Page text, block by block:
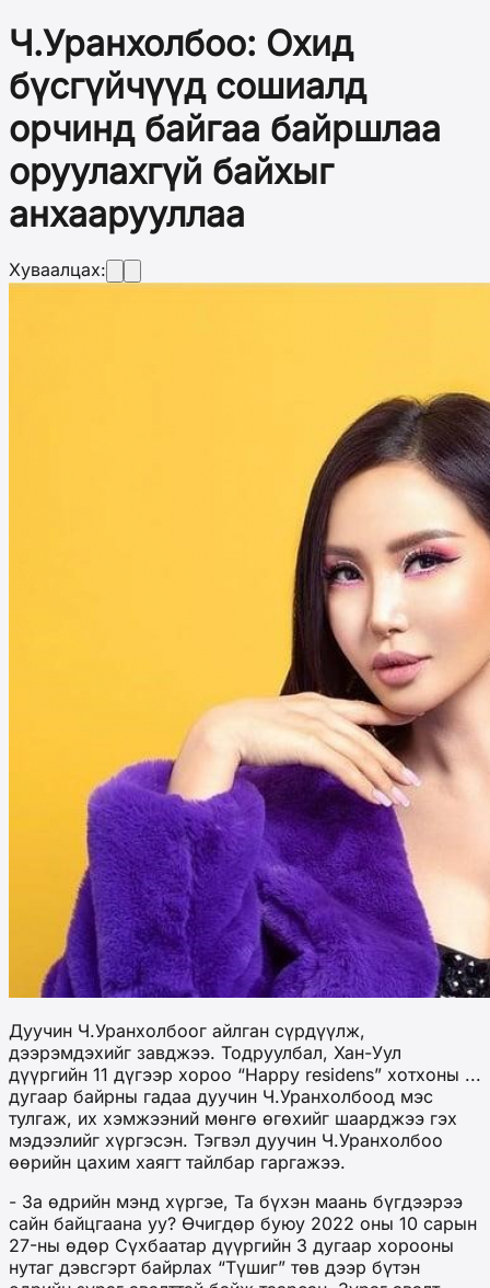
Ч.Уранхолбоо: Охид
бүсгүйчүүд сошиалд
орчинд байгаа байршлаа
оруулахгүй байхыг
анхаарууллаа
Хуваалцах:
Дуучин Ч.Уранхолбоог айлган сүрдүүлж,
дээрэмдэхийг завджээ. Тодруулбал, Хан-Уул
дүүргийн 11 дүгээр хороо “Happy residens” хотхоны ...
дугаар байрны гадаа дуучин Ч.Уранхолбоод мэс
тулгаж, их хэмжээний мөнгө өгөхийг шаарджээ гэх
мэдээлийг хүргэсэн. Тэгвэл дуучин Ч.Уранхолбоо
өөрийн цахим хаягт тайлбар гаргажээ.
- За өдрийн мэнд хүргэе, Та бүхэн маань бүгдээрээ
сайн байцгаана уу? Өчигдөр буюу 2022 оны 10 сарын
27-ны өдөр Сүхбаатар дүүргийн 3 дугаар хорооны
нутаг дэвсгэрт байрлах “Түшиг” төв дээр бүтэн